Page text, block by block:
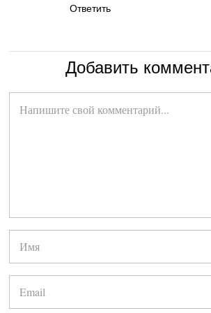
Ответить
Добавить